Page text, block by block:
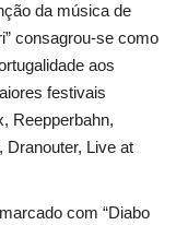
da música de
consagrou-se como
aos
festivais
Reepperbahn,
Dranouter, Live at
com “Diabo